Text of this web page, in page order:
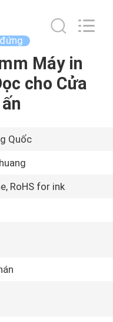
Máy in
cho Cửa
Quốc
RoHS for ink